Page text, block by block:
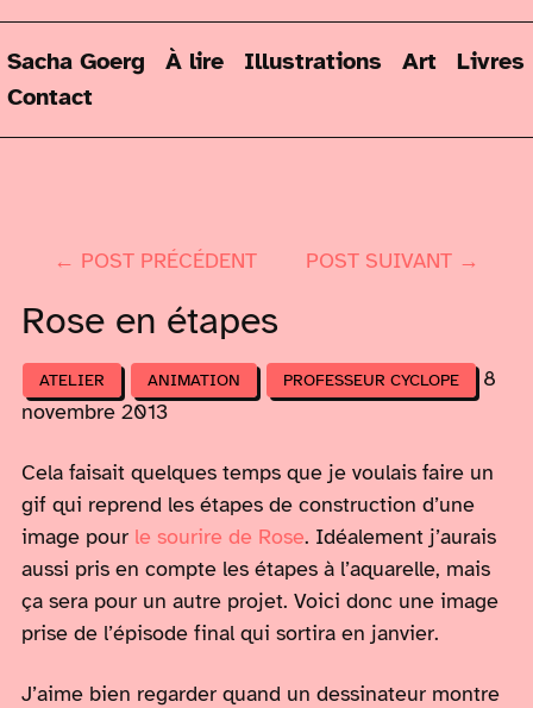
Sacha Goerg À lire Illustrations Art
Livres
Contact
← POST PRÉCÉDENT POST SUIVANT →
Rose en étapes
ATELIER ANIMATION PROFESSEUR CYCLOPE
8
novembre 2013
Cela faisait quelques temps que je voulais faire un
gif qui reprend les étapes de construction d’une
image pour le sourire de Rose. Idéalement j’aurais
aussi pris en compte les étapes à l’aquarelle, mais
ça sera pour un autre projet. Voici donc une image
prise de l’épisode final qui sortira en janvier.
J’aime bien regarder quand un dessinateur montre